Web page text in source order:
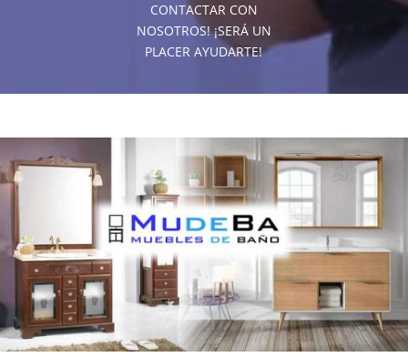
CONTACTAR CON
NOSOTROS! ¡SERÁ UN
PLACER AYUDARTE!